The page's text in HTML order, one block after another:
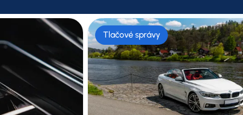
Tlačové správy